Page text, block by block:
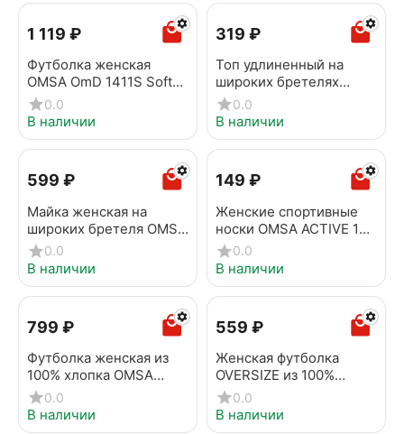
1 119 ₽
Футболка женская
OMSA OmD 1411S Soft
Camoscio
0.0
В наличии
‍319‍ ₽
Топ удлиненный на
широких бретелях
OMSA БOmD_S Wafle
1242-01SS Blu
0.0
В наличии
‍599‍ ₽
Майка женская на
широких бретеля OMSA
OmS181 Naturale
0.0
В наличии
‍149‍ ₽
Женские спортивные
носки OMSA ACTIVE 151
Bianco
0.0
В наличии
‍799‍ ₽
Футболка женская из
100% хлопка OMSA
OmT_D1202 Nero
0.0
В наличии
‍559‍ ₽
Женская футболка
OVERSIZE из 100%
хлопка OMSA
OmT_D1301 Arancio
0.0
В наличии